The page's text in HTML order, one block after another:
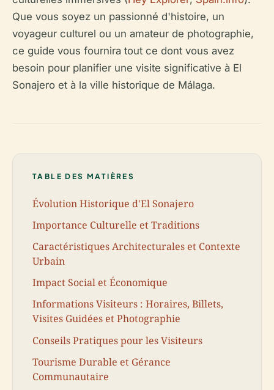
Que vous soyez un passionné d'histoire, un
voyageur culturel ou un amateur de photographie,
ce guide vous fournira tout ce dont vous avez
besoin pour planifier une visite significative à El
Sonajero et à la ville historique de Málaga.
TABLE DES MATIÈRES
Évolution Historique d'El Sonajero
Importance Culturelle et Traditions
Caractéristiques Architecturales et Contexte
Urbain
Impact Social et Économique
Informations Visiteurs : Horaires, Billets,
Visites Guidées et Photographie
Conseils Pratiques pour les Visiteurs
Tourisme Durable et Gérance
Communautaire